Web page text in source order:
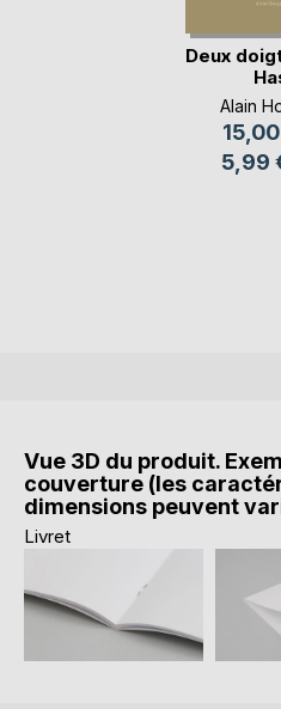
Deux
Alain
5,99
Vue 3D du produit.
couverture (les
dimensions peuvent
Livret